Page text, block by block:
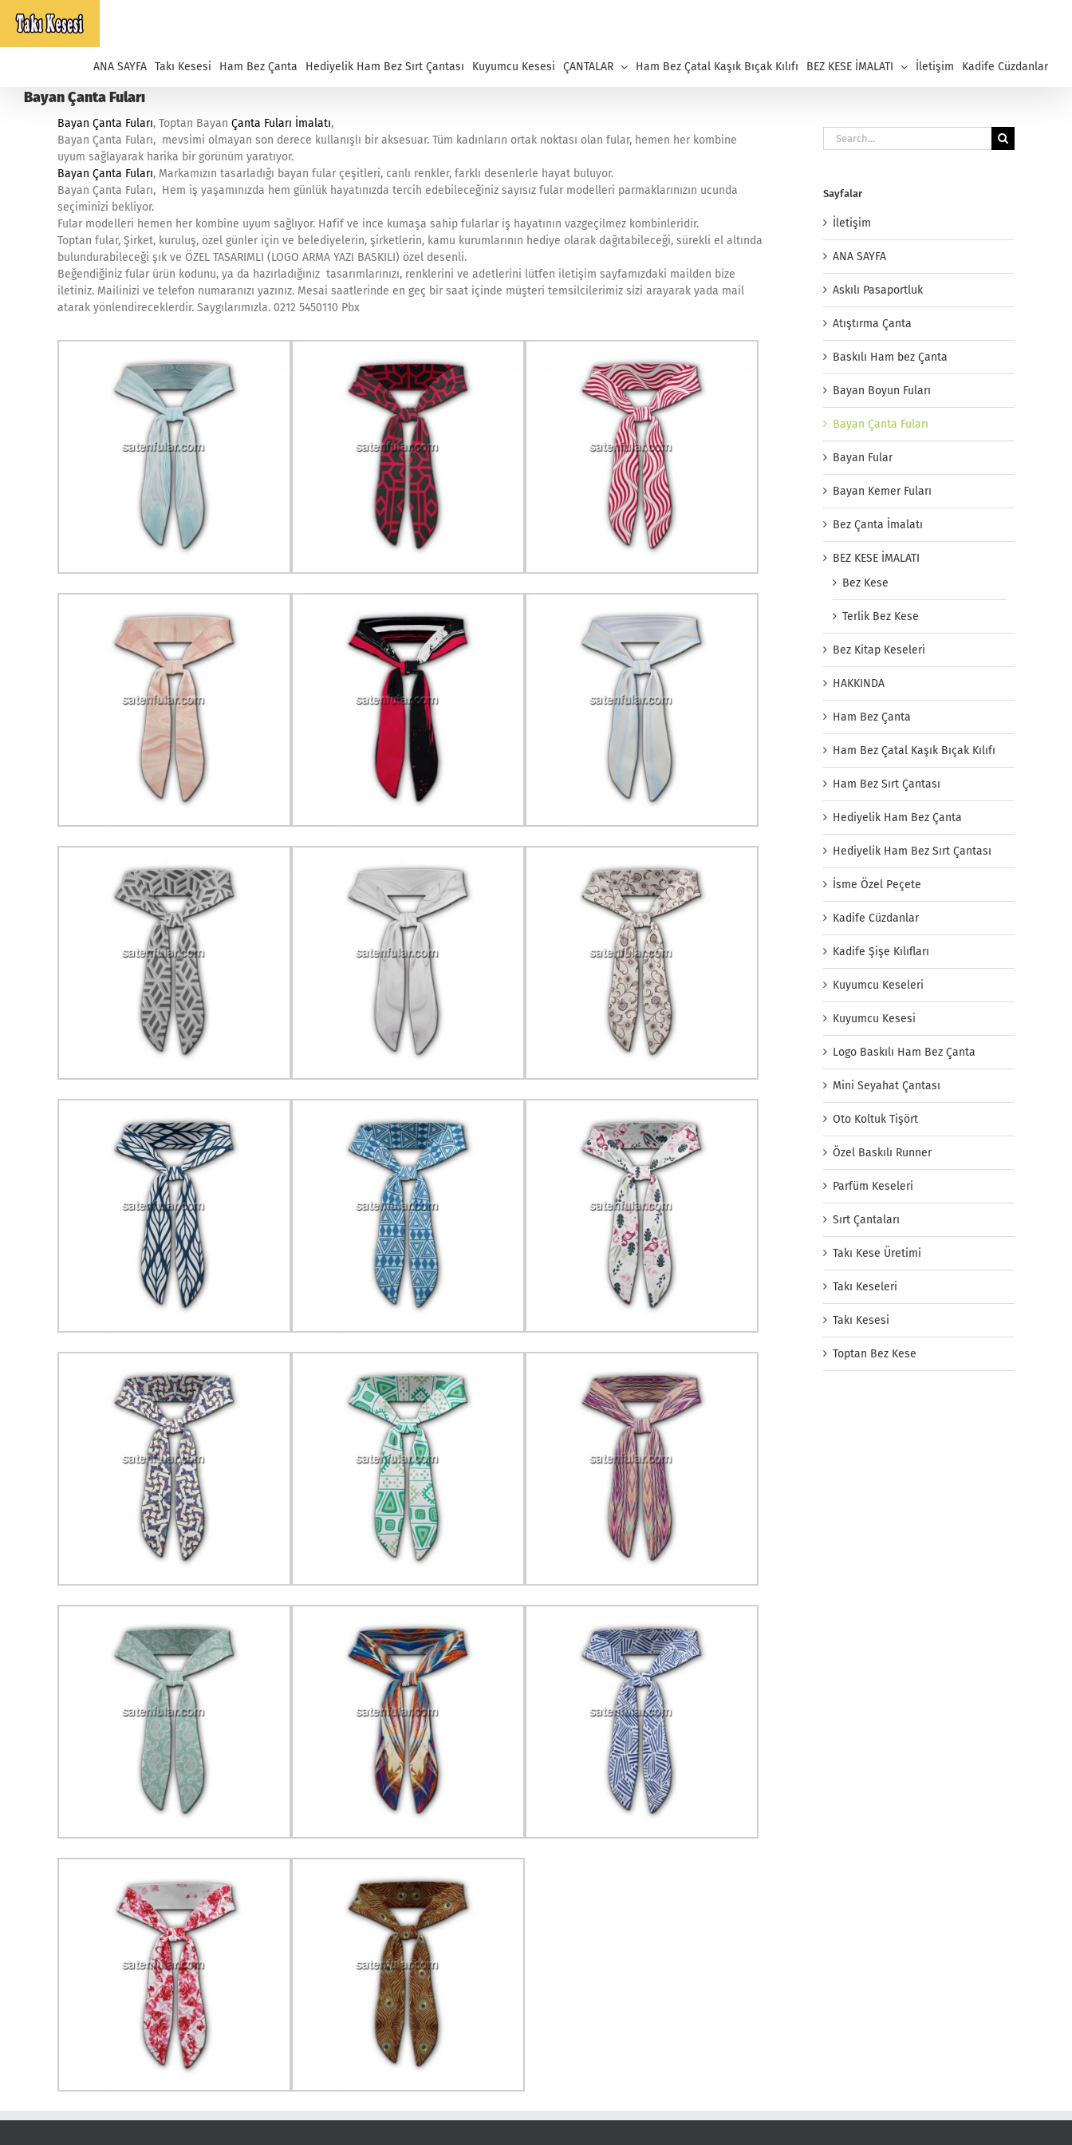
ANA SAYFA Takı Kesesi Ham Bez Çanta Hediyelik Ham Bez Sırt Çantası Kuyumcu Kesesi ÇANTALAR Ham Bez Çatal Kaşık Bıçak Kılıfı BEZ KESE İMALATI İletişim Kadife Cüzdanlar
Bayan Çanta Fuları
Bayan Çanta Fuları, Toptan Bayan Çanta Fuları İmalatı,
Bayan Çanta Fuları, mevsimi olmayan son derece kullanışlı bir aksesuar. Tüm kadınların ortak noktası olan fular, hemen her kombine
uyum sağlayarak harika bir görünüm yaratıyor.
Bayan Çanta Fuları, Markamızın tasarladığı bayan fular çeşitleri, canlı renkler, farklı desenlerle hayat buluyor.
Bayan Çanta Fuları, Hem iş yaşamınızda hem günlük hayatınızda tercih edebileceğiniz sayısız fular modelleri parmaklarınızın ucunda
seçiminizi bekliyor.
Fular modelleri hemen her kombine uyum sağlıyor. Hafif ve ince kumaşa sahip fularlar iş hayatının vazgeçilmez kombinleridir.
Toptan fular, Şirket, kuruluş, özel günler için ve belediyelerin, şirketlerin, kamu kurumlarının hediye olarak dağıtabileceği, sürekli el altında
bulundurabileceği şık ve ÖZEL TASARIMLI (LOGO ARMA YAZI BASKILI) özel desenli.
Beğendiğiniz fular ürün kodunu, ya da hazırladığınız tasarımlarınızı, renklerini ve adetlerini lütfen iletişim sayfamızdaki mailden bize
iletiniz. Mailinizi ve telefon numaranızı yazınız. Mesai saatlerinde en geç bir saat içinde müşteri temsilcilerimiz sizi arayarak yada mail
atarak yönlendireceklerdir. Saygılarımızla. 0212 5450110 Pbx
Search
for:
Sayfalar
İletişim
ANA SAYFA
Askılı Pasaportluk
Atıştırma Çanta
Baskılı Ham bez Çanta
Bayan Boyun Fuları
Bayan Çanta Fuları
Bayan Fular
Bayan Kemer Fuları
Bez Çanta İmalatı
BEZ KESE İMALATI
Bez Kese
Terlik Bez Kese
Bez Kitap Keseleri
HAKKINDA
Ham Bez Çanta
Ham Bez Çatal Kaşık Bıçak Kılıfı
Ham Bez Sırt Çantası
Hediyelik Ham Bez Çanta
Hediyelik Ham Bez Sırt Çantası
İsme Özel Peçete
Kadife Cüzdanlar
Kadife Şişe Kılıfları
Kuyumcu Keseleri
Kuyumcu Kesesi
Logo Baskılı Ham Bez Çanta
Mini Seyahat Çantası
Oto Koltuk Tişört
Özel Baskılı Runner
Parfüm Keseleri
Sırt Çantaları
Takı Kese Üretimi
Takı Keseleri
Takı Kesesi
Toptan Bez Kese